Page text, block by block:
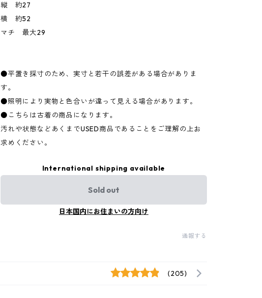
縦 約27
横 約52
マチ 最大29
●平置き採寸のため、実寸と若干の誤差がある場合がありま
す。
●照明により実物と色合いが違って見える場合があります。
●こちらは古着の商品になります。
汚れや状態などあくまでUSED商品であることをご理解の上お
求めください。
International shipping available
Sold out
日本国内にお住まいの方向け
通報する
(205)